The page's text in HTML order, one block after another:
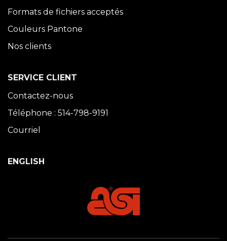
Formats de fichiers acceptés
Couleurs Pantone
Nos clients
SERVICE CLIENT
Contactez-nous
Téléphone : 514-798-9191
Courriel
ENGLISH